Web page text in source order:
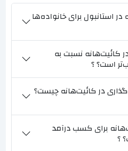
استانبول برای خانواده‌ها
کائیت‌هانه نسبت به
است؟ ؟
در کائیت‌هانه چیست؟
برای کسب درآمد
؟